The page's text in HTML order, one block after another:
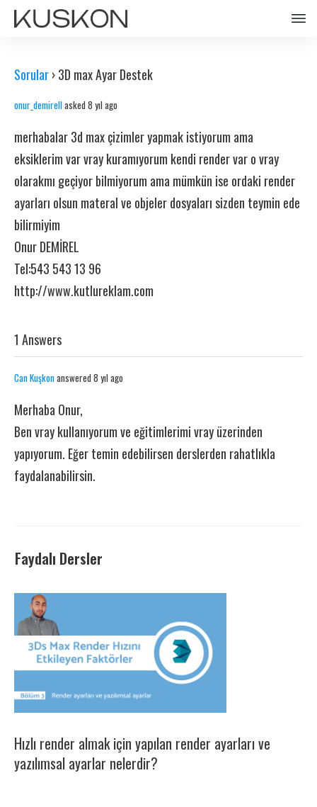
Sorular›3D max Ayar Destek
onur_demirellasked 8 yıl ago
merhabalar 3d max çizimler yapmak istiyorum ama
eksiklerim var vray kuramıyorum kendi render var o vray
olarakmı geçiyor bilmiyorum ama mümkün ise ordaki render
ayarları olsun materal ve objeler dosyaları sizden teymin ede
bilirmiyim
Onur DEMİREL
Tel:543 543 13 96
http://www.kutlureklam.com
1 Answers
Can Kuşkonanswered 8 yıl ago
Merhaba Onur,
Ben vray kullanıyorum ve eğitimlerimi vray üzerinden
yapıyorum. Eğer temin edebilirsen derslerden rahatlıkla
faydalanabilirsin.
Faydalı Dersler
Hızlı render almak için yapılan render ayarları ve
yazılımsal ayarlar nelerdir?